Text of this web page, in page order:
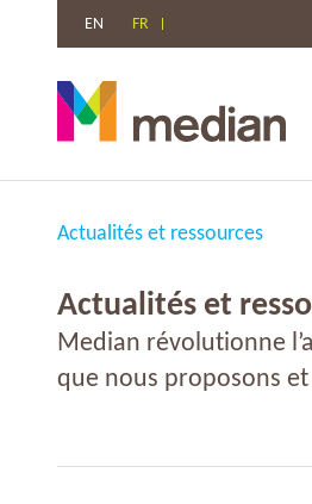
EN FR
Actualités et ressources
Actualités et
Median révolutionne
que nous proposons